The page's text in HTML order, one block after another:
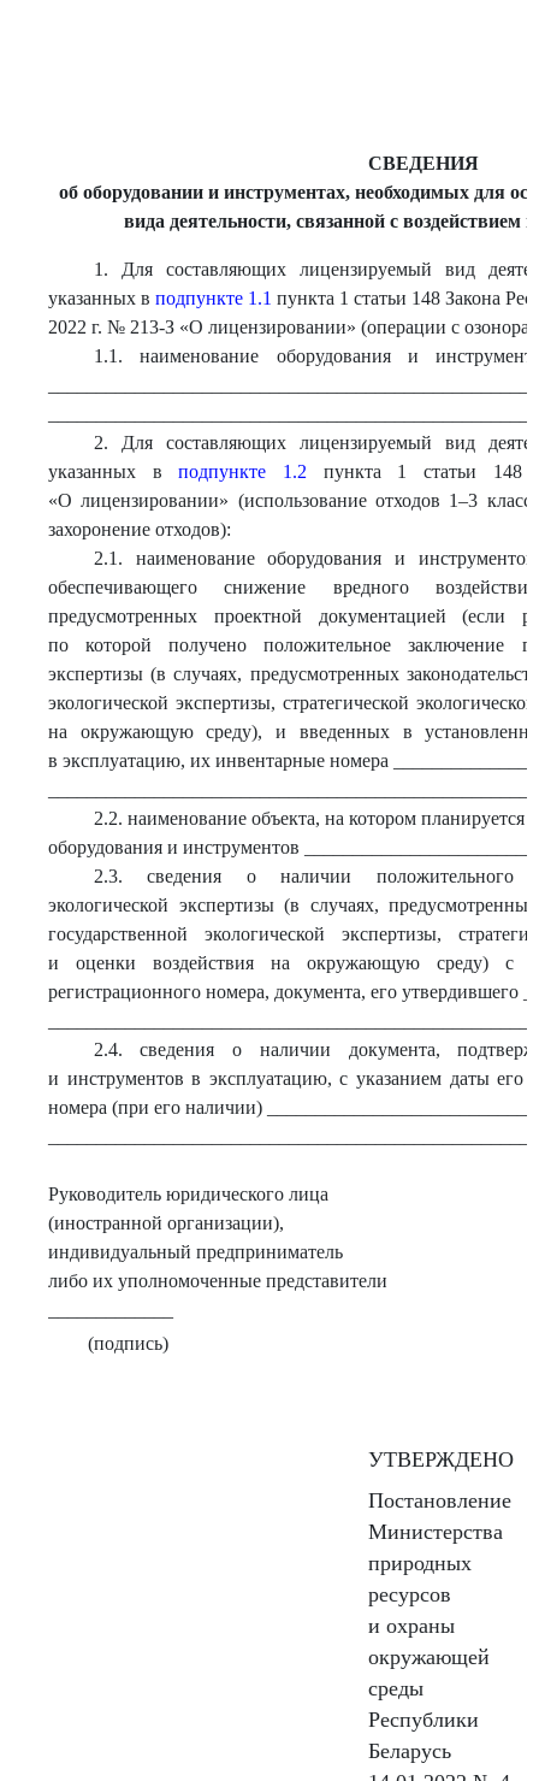
СВЕДЕНИЯ
об оборудовании и инструментах, необходимых для
вида деятельности, связанной с
1. Для составляющих лицензируемый вид
указанных вподпункте 1.1 пункта 1 статьи 148 Закона
2022 г. № 213-З «О лицензировании» (операции с
1.1. наименование оборудования и
2. Для составляющих лицензируемый вид
указанных вподпункте 1.2 пункта 1 статьи 148
«О лицензировании» (использование отходов 1–3
захоронение отходов):
2.1. наименование оборудования и
обеспечивающего снижение вредного
предусмотренных проектной документацией (если
по которой получено положительное заключение
экспертизы (в случаях, предусмотренных
экологической экспертизы, стратегической
на окружающую среду), и введенных в
в эксплуатацию, их инвентарные номера
2.2. наименование объекта, на котором планируется
оборудования и инструментов
2.3. сведения о наличии положительного
экологической экспертизы (в случаях,
государственной экологической экспертизы,
и оценки воздействия на окружающую среду) с
регистрационного номера, документа, его утвердившего
2.4. сведения о наличии документа,
и инструментов в эксплуатацию, с указанием даты его
номера (при его наличии)
Руководитель юридического лица
(иностранной организации),
индивидуальный предприниматель
либо их уполномоченные представители
(подпись)
УТВЕРЖДЕНО
Постановление
Министерства
природных
ресурсов
и охраны
окружающей
среды
Республики
Беларусь